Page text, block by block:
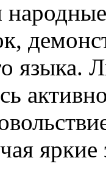
языка.